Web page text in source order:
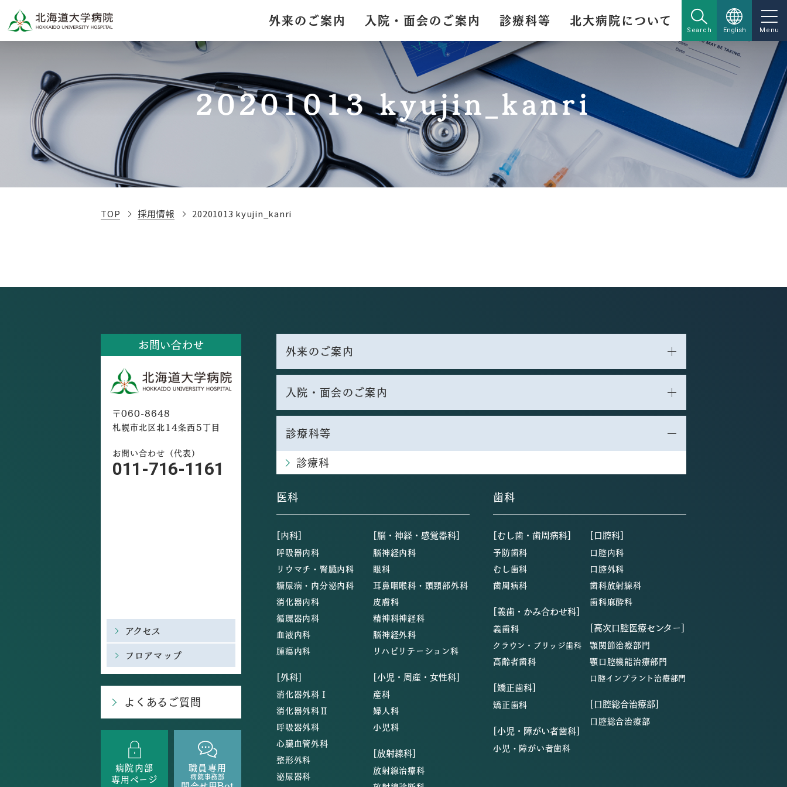
外来のご案内 入院・面会のご案内 診療科等 北大病院について
Search English Menu
20201013 kyujin_kanri
TOP 採用情報 20201013 kyujin_kanri
お問い合わせ
〒060-8648
札幌市北区北14条西5丁目
お問い合わせ（代表）
011-716-1161
アクセス
フロアマップ
よくあるご質問
病院内部
専用ページ
職員専用
病院事務部
外来のご案内
入院・面会のご案内
診療科等
診療科
医科
[内科]
呼吸器内科
リウマチ・腎臓内科
糖尿病・内分泌内科
消化器内科
循環器内科
血液内科
腫瘍内科
[外科]
消化器外科Ⅰ
消化器外科Ⅱ
呼吸器外科
心臓血管外科
整形外科
泌尿器科
[脳・神経・感覚器科]
脳神経内科
眼科
耳鼻咽喉科・頭頸部外科
皮膚科
精神科神経科
脳神経外科
リハビリテーション科
[小児・周産・女性科]
産科
婦人科
小児科
[放射線科]
放射線治療科
歯科
[むし歯・歯周病科]
予防歯科
むし歯科
歯周病科
[義歯・かみ合わせ科]
義歯科
クラウン・ブリッジ歯科
高齢者歯科
[矯正歯科]
矯正歯科
[小児・障がい者歯科]
小児・障がい者歯科
[口腔科]
口腔内科
口腔外科
歯科放射線科
歯科麻酔科
[高次口腔医療センター]
顎関節治療部門
顎口腔機能治療部門
口腔インプラント治療部門
[口腔総合治療部]
口腔総合治療部